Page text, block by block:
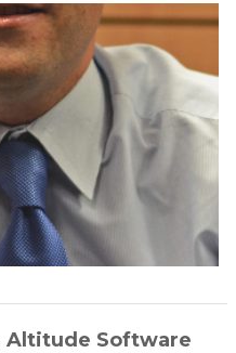
Altitude Software